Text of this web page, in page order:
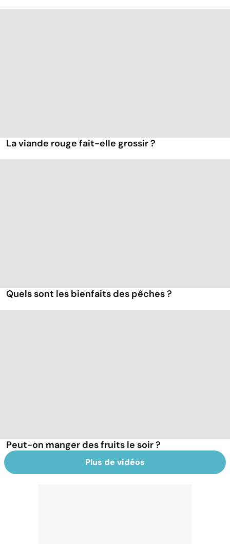
La viande rouge fait-elle grossir ?
Quels sont les bienfaits des pêches ?
Peut-on manger des fruits le soir ?
Plus de vidéos